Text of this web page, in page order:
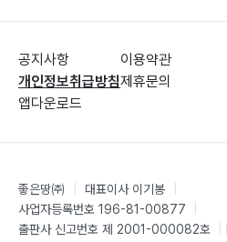
공지사항
개인정보취급방침
앱다운로드
이용약관
제휴문의
좋은땅㈜ 대표이사 이기봉
사업자등록번호 196-81-00877
출판사 신고번호 제 2001-000082호